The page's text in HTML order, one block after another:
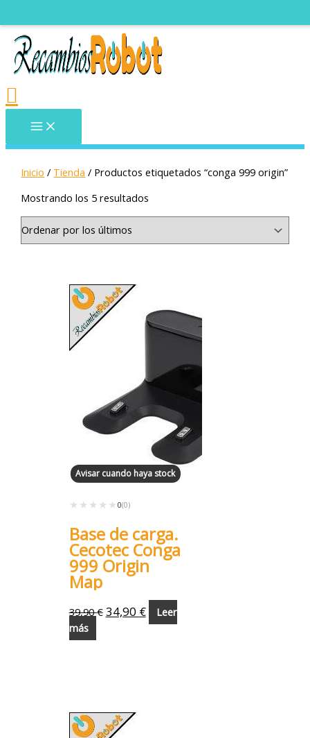
Inicio / Tienda / Productos etiquetados “conga 999 origin”
Mostrando los 5 resultados
Avisar cuando haya stock
★★★★★
★★★★★ 0(0)
Base de carga.
Cecotec Conga
999 Origin
Map
39,90€ 34,90 €
Leer
más